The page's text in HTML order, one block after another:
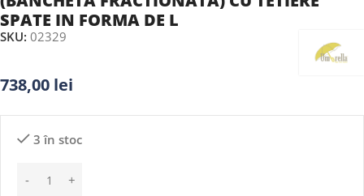
SPATE IN FORMA DE L
SKU: 02329
738,00 lei
3 în stoc